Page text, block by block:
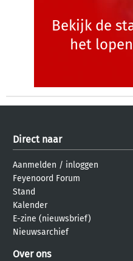
Bekijk de
het
Direct naar
Aanmelden / inloggen
Feyenoord Forum
Stand
Kalender
E-zine (nieuwsbrief)
Nieuwsarchief
Over ons